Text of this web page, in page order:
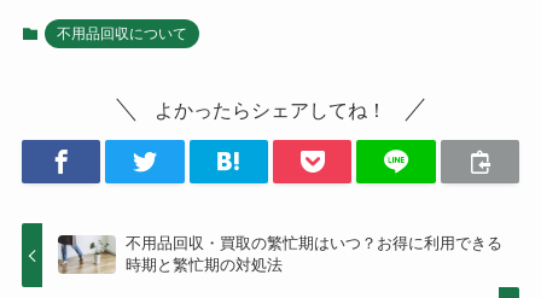
不用品回収について
よかったらシェアしてね！
不用品回収・買取の繁忙期はいつ？お得に利用できる
時期と繁忙期の対処法